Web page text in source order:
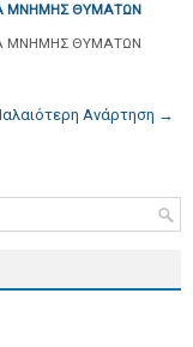
ΜΝΗΜΗΣ ΘΥΜΑΤΩΝ
ΜΝΗΜΗΣ ΘΥΜΑΤΩΝ
Ανάρτηση →